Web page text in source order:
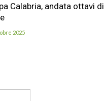
Calabria, andata ottavi di
2025